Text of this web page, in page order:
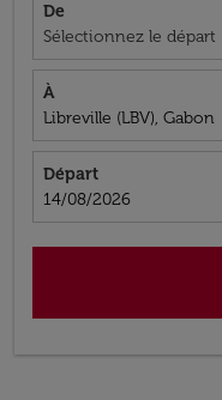
De
Sélectionnez le départ
À
Libreville (LBV), Gabon
Départ
fc-booking-departure-
14/08/2026